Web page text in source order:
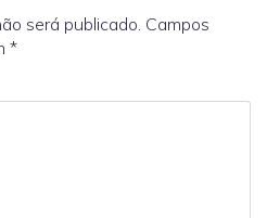
será publicado. Campos
*